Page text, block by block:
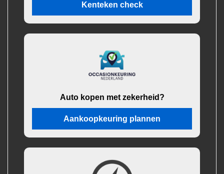
Kenteken check
Auto kopen met zekerheid?
Aankoopkeuring plannen